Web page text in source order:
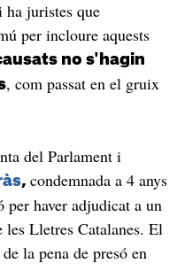
ha juristes que
per incloure aquests
no s'hagin
, com passat en el gruix
del Parlament i
, condemnada a 4 anys
haver adjudicat a un
Lletres Catalanes. El
la pena de presó en